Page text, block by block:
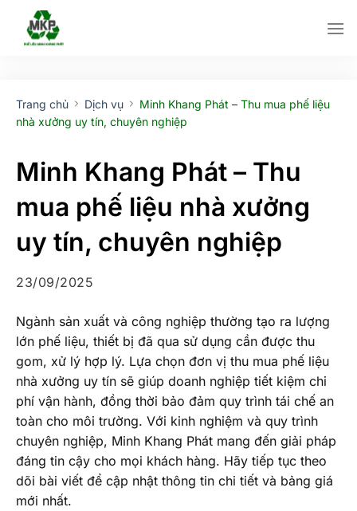
Trang chủ Dịch vụ
Minh Khang Phát – Thu mua phế liệu
nhà xưởng uy tín, chuyên nghiệp
Minh Khang Phát – Thu
mua phế liệu nhà xưởng
uy tín, chuyên nghiệp
23/09/2025
Ngành sản xuất và công nghiệp thường tạo ra lượng
lớn phế liệu, thiết bị đã qua sử dụng cần được thu
gom, xử lý hợp lý. Lựa chọn đơn vị thu mua phế liệu
nhà xưởng uy tín sẽ giúp doanh nghiệp tiết kiệm chi
phí vận hành, đồng thời bảo đảm quy trình tái chế an
toàn cho môi trường. Với kinh nghiệm và quy trình
chuyên nghiệp, Minh Khang Phát mang đến giải pháp
đáng tin cậy cho mọi khách hàng. Hãy tiếp tục theo
dõi bài viết để cập nhật thông tin chi tiết và bảng giá
mới nhất.